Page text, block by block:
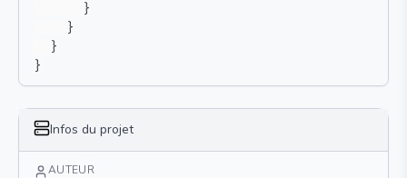
}
}
}
}
Infos du projet
AUTEUR